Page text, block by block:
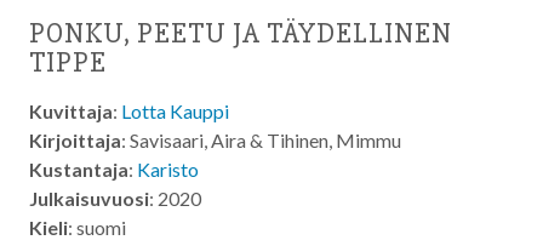
PONKU, PEETU JA TÄYDELLINEN
TIPPE
Kuvittaja: Lotta Kauppi
Kirjoittaja: Savisaari, Aira & Tihinen, Mimmu
Kustantaja: Karisto
Julkaisuvuosi: 2020
Kieli: suomi